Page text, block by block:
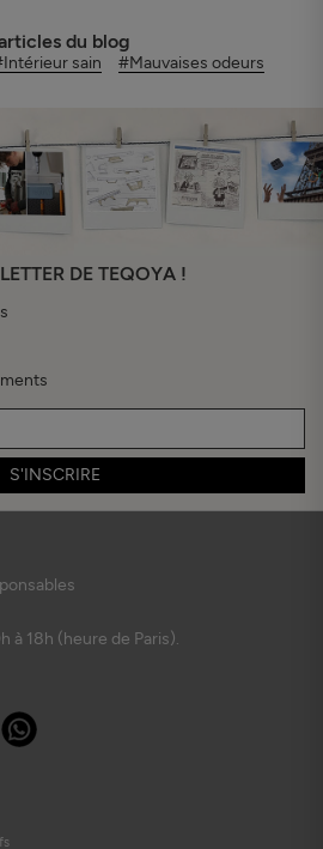
du blog
sain #Mauvaises odeurs
DE TEQOYA !
S'INSCRIRE
à 18h (heure de Paris).